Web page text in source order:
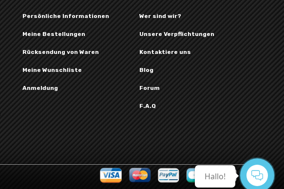
Persönliche Informationen
Meine Bestellungen
Rücksendung von Waren
Meine Wunschliste
Anmeldung
Wer sind wir?
Unsere Verpflichtungen
Kontaktiere uns
Blog
Forum
F.A.Q
Hallo!